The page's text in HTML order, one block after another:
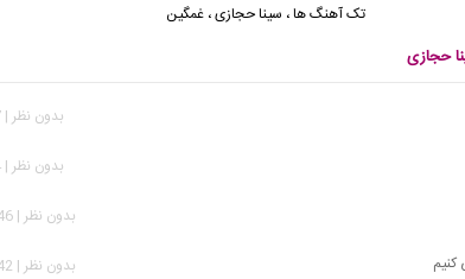
تک آهنگ ها، سینا حجازی، غمگین
حجازی
بدون نظر | 557 بازدید
بدون نظر | 934 بازدید
بدون نظر | 1,646 بازدید
کنیم
بدون نظر | 3,942 بازدید